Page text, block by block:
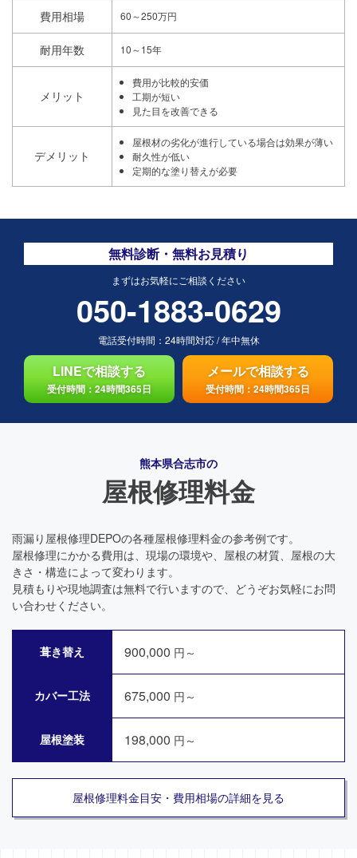
費用相場 60～250万円
耐用年数 10～15年
メリット
費用が比較的安価
工期が短い
見た目を改善できる
デメリット
屋根材の劣化が進行している場合は効果が薄い
耐久性が低い
定期的な塗り替えが必要
無料診断・無料お見積り
まずはお気軽にご相談ください
050-1883-0629
電話受付時間： 24時間対応/年中無休
LINEで相談する
受付時間：24時間365日
メールで相談する
受付時間：24時間365日
熊本県合志市の
屋根修理料金
雨漏り屋根修理DEPOの各種屋根修理料金の参考例です。
屋根修理にかかる費用は、現場の環境や、屋根の材質、屋根の大
きさ・構造によって変わります。
見積もりや現地調査は無料で行いますので、どうぞお気軽にお問
い合わせください。
葺き替え 900,000 円～
カバー工法 675,000 円～
屋根塗装 198,000 円～
屋根修理料金目安・費用相場の詳細を見る